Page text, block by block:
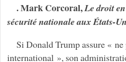
. Mark Corcoral,Le droit
sécurité nationale aux États-
Si Donald Trump assure «
international », son